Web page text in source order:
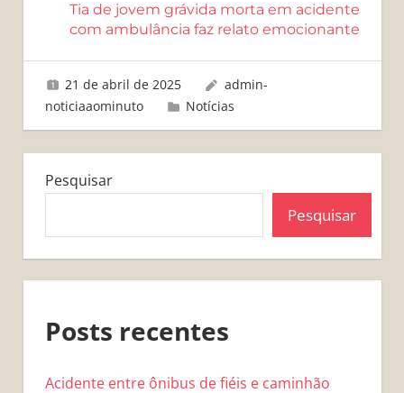
Tia de jovem grávida morta em acidente
com ambulância faz relato emocionante
21 de abril de 2025
admin-
noticiaaominuto
Notícias
Pesquisar
Pesquisar
Posts recentes
Acidente entre ônibus de fiéis e caminhão